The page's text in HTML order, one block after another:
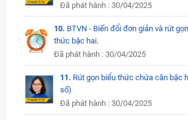
Đã phát hành : 30/04/2025
10. BTVN - Biến đổi đơn giản và rút
thức bậc hai.
Đã phát hành : 30/04/2025
11. Rút gọn biểu thức chứa căn bậc
số)
Đã phát hành : 30/04/2025